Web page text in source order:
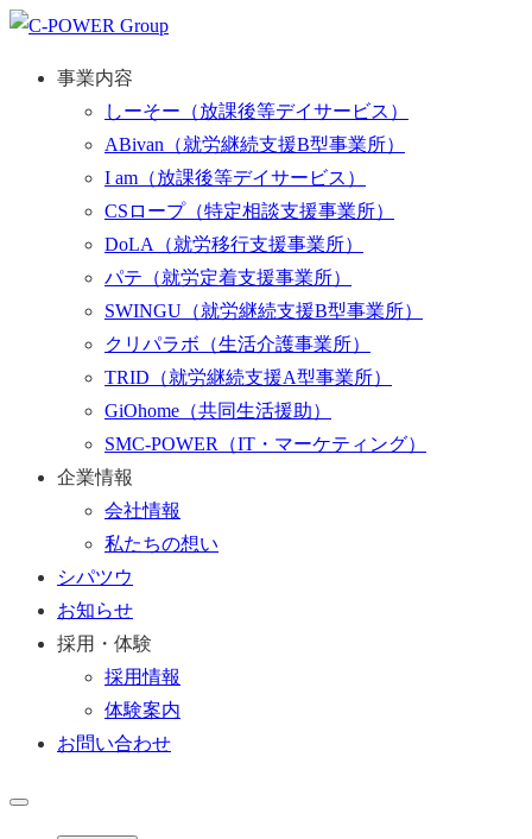
事業内容
しーそー （放課後等デイサービス）
ABivan （就労継続支援B型事業所）
I am （放課後等デイサービス）
CSロープ（特定相談支援事業所）
DoLA
（就労移行支援事業所）
パテ （就労定着支援事業所）
SWINGU （就労継続支援B型事業所）
クリパラボ （生活介護事業所）
TRID （就労継続支援A型事業所）
GiOhome （共同生活援助）
SMC-POWER
（IT・マーケティング）
企業情報
会社情報
私たちの想い
シパツウ
お知らせ
採用・体験
採用情報
体験案内
お問い合わせ